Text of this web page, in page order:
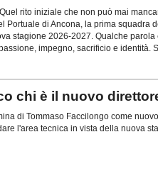
rito iniziale che non può mai
Portuale di Ancona, la prima squadra
stagione 2026-2027. Qualche
passione, impegno, sacrificio e identità.
chi è il nuovo
di Tommaso Faccilongo come
l'area tecnica in vista della nuova